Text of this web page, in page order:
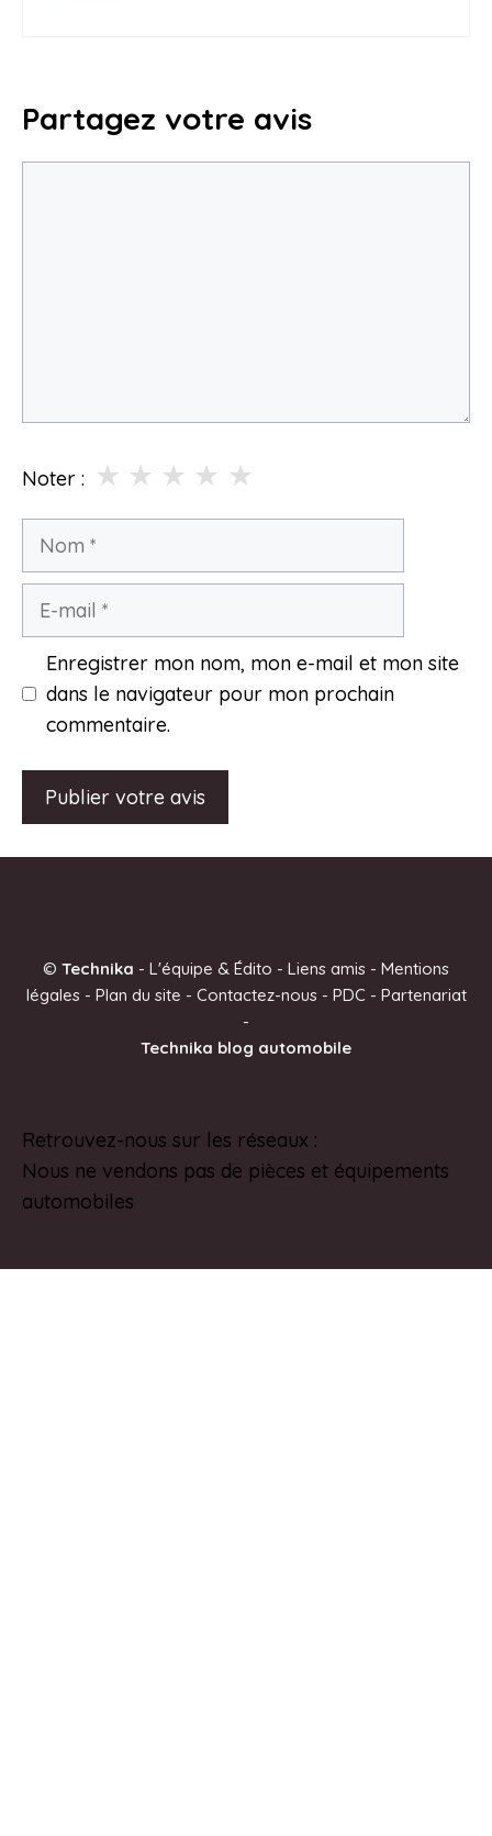
Partagez votre avis
Noter : ★
★
★
★
★
Nom
Enregistrer mon nom, mon e-mail et mon site
dans le navigateur pour mon prochain
commentaire.
n
v
e
© Technika - L'équipe & Édito - Liens amis - Mentions
légales- Plan du site - Contactez-nous- PDC - Partenariat
-
Technika blog automobile
Retrouvez-nous sur les réseaux :
Nous ne vendons pas de pièces et équipements
automobiles